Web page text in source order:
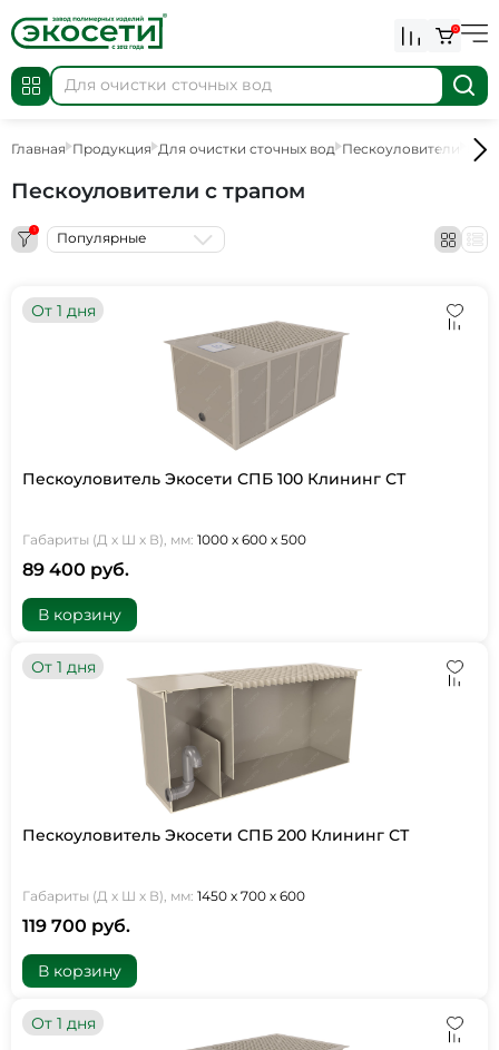
0
Главная Продукция Для очистки сточных вод Пескоуловители
Пескоуловители с трапом
1 Популярные
От 1 дня
Пескоуловитель Экосети СПБ 100 Клининг СТ
Габариты (Д х Ш х В), мм: 1000 х 600 х 500
89 400 руб.
В корзину
От 1 дня
Пескоуловитель Экосети СПБ 200 Клининг СТ
Габариты (Д х Ш х В), мм: 1450 х 700 х 600
119 700 руб.
В корзину
От 1 дня